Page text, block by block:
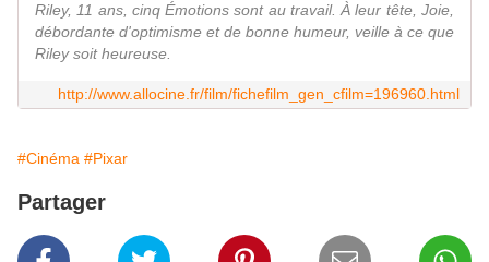
Riley, 11 ans, cinq Émotions sont au travail. À leur tête, Joie,
débordante d'optimisme et de bonne humeur, veille à ce que
Riley soit heureuse.
http://www.allocine.fr/film/fichefilm_gen_cfilm=196960.html
#Cinéma #Pixar
Partager